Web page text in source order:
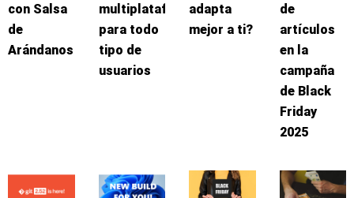
con Salsa
de
Arándanos
multiplataforma
para todo
tipo de
usuarios
adapta
mejor a ti?
de
artículos
en la
campaña
de Black
Friday
2025